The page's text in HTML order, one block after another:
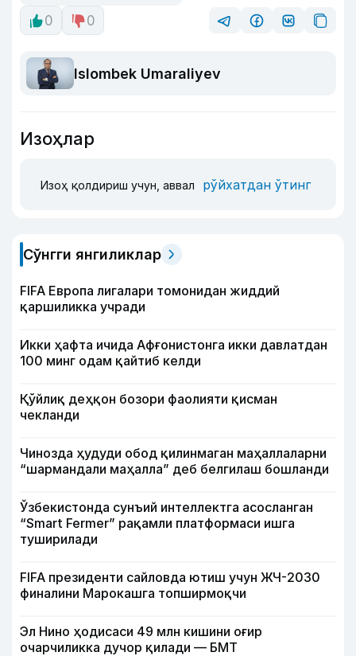
0
0
Islombek Umaraliyev
Изоҳлар
Изоҳ қолдириш учун, аввал рўйхатдан ўтинг
Сўнгги янгиликлар
FIFA Европа лигалари томонидан жиддий
қаршиликка учради
Икки ҳафта ичида Афғонистонга икки давлатдан
100 минг одам қайтиб келди
Қўйлиқ деҳқон бозори фаолияти қисман
чекланди
Чинозда ҳудуди обод қилинмаган маҳаллаларни
“шармандали маҳалла” деб белгилаш бошланди
Ўзбекистонда сунъий интеллектга асосланган
“Smart Fermer” рақамли платформаси ишга
туширилади
FIFA президенти сайловда ютиш учун ЖЧ-2030
финалини Марокашга топширмоқчи
Эл Нино ҳодисаси 49 млн кишини оғир
очарчиликка дучор қилади — БМТ